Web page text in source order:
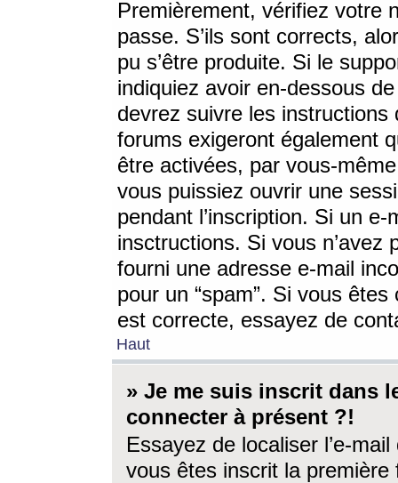
Premièrement, vérifiez votre
passe. S’ils sont corrects,
pu s’être produite. Si le
indiquiez avoir en-dessous
devrez suivre les
forums exigeront également
être activées, par vous-
vous puissiez ouvrir une
pendant l’inscription. Si un
insctructions. Si vous n’avez
fourni une adresse e-mail
pour un “spam”. Si vous
est correcte, essayez de
Haut
» Je me suis inscrit dans
connecter à présent ?!
Essayez de localiser l’e-
vous êtes inscrit la première